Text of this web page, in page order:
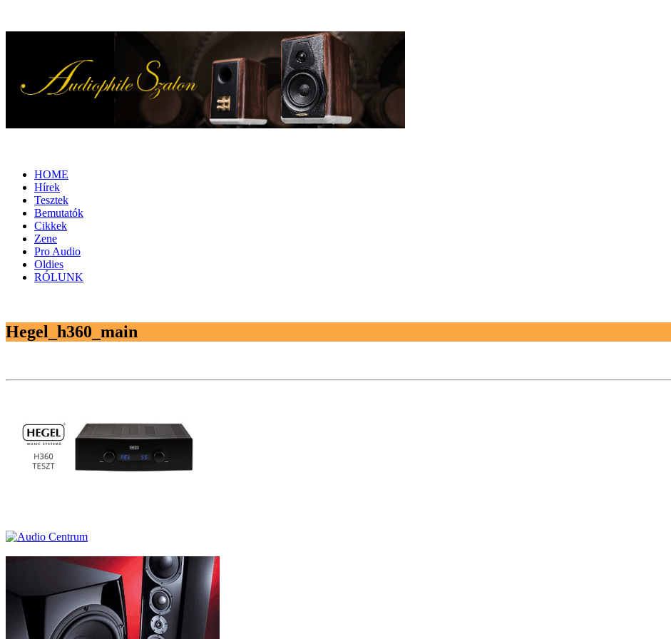
HOME
Hírek
Tesztek
Bemutatók
Cikkek
Zene
Pro Audio
Oldies
RÓLUNK
Hegel_h360_main